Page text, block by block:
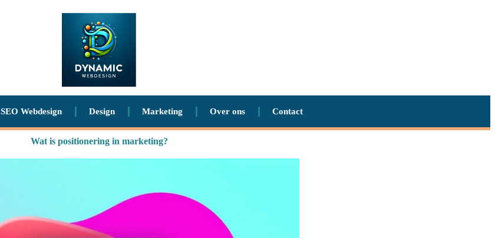
SEO Webdesign Design Marketing Over ons Contact
Wat is positionering in marketing?